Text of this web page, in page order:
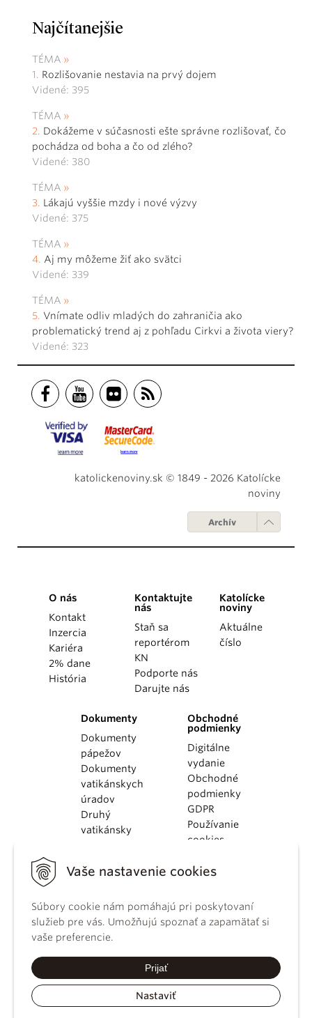
Vaše nastavenie cookies
Súbory cookie nám pomáhajú pri poskytovaní
služieb pre vás. Umožňujú spoznať a zapamätať si
vaše preferencie.
Prijať
Nastaviť
Najčítanejšie
TÉMA
Rozlišovanie nestavia na prvý dojem
Videné: 395
TÉMA
Dokážeme v súčasnosti ešte správne rozlišovať, čo
pochádza od boha a čo od zlého?
Videné: 380
TÉMA
Lákajú vyššie mzdy i nové výzvy
Videné: 375
TÉMA
Aj my môžeme žiť ako svätci
Videné: 339
TÉMA
Vnímate odliv mladých do zahraničia ako
problematický trend aj z pohľadu Cirkvi a života viery?
Videné: 323
katolickenoviny.sk © 1849 - 2026 Katolícke
noviny
Archív
O nás
Kontakt
Inzercia
Kariéra
2% dane
História
Kontaktujte
nás
Staň sa
reportérom
KN
Podporte nás
Darujte nás
Katolícke
noviny
Aktuálne
číslo
Dokumenty
Dokumenty
pápežov
Dokumenty
vatikánskych
úradov
Druhý
vatikánsky
KBS
kánonického
práva
Katechizmus
Obchodné
podmienky
Digitálne
vydanie
Obchodné
podmienky
GDPR
Používanie
cookies